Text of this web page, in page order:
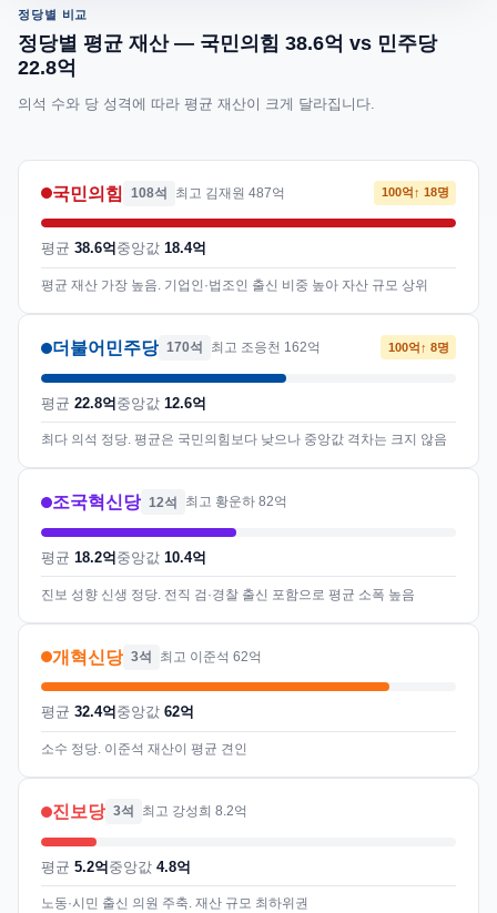
정당별 비교
정당별 평균 재산 — 국민의힘 38.6억 vs 민주당
22.8억
의석 수와 당 성격에 따라 평균 재산이 크게 달라집니다.
국민의힘 108석 최고 김재원 487억 100억↑ 18명
평균 38.6억 중앙값 18.4억
평균 재산 가장 높음. 기업인·법조인 출신 비중 높아 자산 규모 상위
더불어민주당 170석 최고 조응천 162억 100억↑ 8명
평균 22.8억중앙값 12.6억
최다 의석 정당. 평균은 국민의힘보다 낮으나 중앙값 격차는 크지 않음
조국혁신당 12석 최고 황운하 82억
평균 18.2억 중앙값 10.4억
진보 성향 신생 정당. 전직 검·경찰 출신 포함으로 평균 소폭 높음
개혁신당 3석 최고 이준석 62억
평균 32.4억 중앙값 62억
소수 정당. 이준석 재산이 평균 견인
진보당 3석 최고 강성희 8.2억
평균 5.2억 중앙값 4.8억
노동·시민 출신 의원 주축. 재산 규모 최하위권